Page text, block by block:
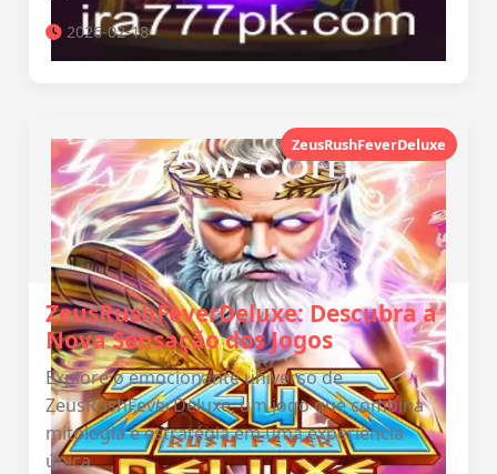
2026-02-18
ZeusRushFeverDeluxe
ZeusRushFeverDeluxe: Descubra a
Nova Sensação dos Jogos
Explore o emocionante universo de
ZeusRushFeverDeluxe, um jogo que combina
mitologia e estratégia em uma experiência
única.